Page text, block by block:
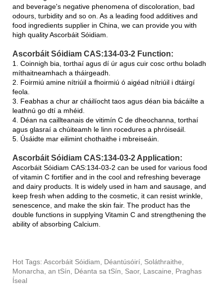
and beverage's negative phenomena of discoloration, bad
odours, turbidity and so on. As a leading food additives and
food ingredients supplier in China, we can provide you with
high quality Ascorbáit Sóidiam.
Ascorbáit Sóidiam CAS:134-03-2 Function:
1. Coinnigh bia, torthaí agus dí úr agus cuir cosc ​​orthu boladh
míthaitneamhach a tháirgeadh.
2. Foirmiú amine nítriúil a fhoirmiú ó aigéad nítriúil i dtáirgí
feola.
3. Feabhas a chur ar cháilíocht taos agus déan bia bácáilte a
leathnú go dtí a mhéid.
4. Déan na caillteanais de vitimín C de dheochanna, torthaí
agus glasraí a chúiteamh le linn rocedures a phróiseáil.
5. Úsáidte mar eilimint chothaithe i mbreiseáin.
Ascorbáit Sóidiam CAS:134-03-2 Application:
Ascorbáit Sóidiam CAS:134-03-2 can be used for various food
of vitamin C fortifier and in the cool and refreshing beverage
and dairy products. It is widely used in ham and sausage, and
keep fresh when adding to the cosmetic, it can resist wrinkle,
senescence, and make the skin fair. The product has the
double functions in supplying Vitamin C and strengthening the
ability of absorbing Calcium.
Hot Tags: Ascorbáit Sóidiam, Déantúsóirí, Soláthraithe,
Monarcha, an tSín, Déanta sa tSín, Saor, Lascaine, Praghas
Íseal